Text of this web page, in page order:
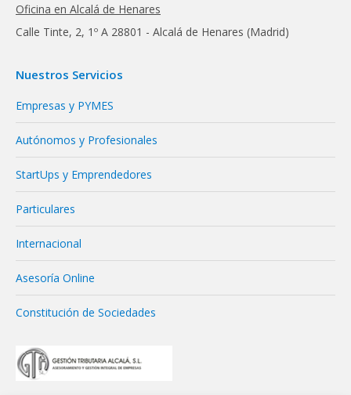
Oficina en Alcalá de Henares
Calle Tinte, 2, 1º A 28801 - Alcalá de Henares (Madrid)
Nuestros Servicios
Empresas y PYMES
Autónomos y Profesionales
StartUps y Emprendedores
Particulares
Internacional
Asesoría Online
Constitución de Sociedades